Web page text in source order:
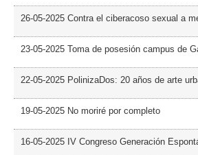
26-05-2025 Contra el ciberacoso sexual a
23-05-2025 Toma de posesión campus de
22-05-2025 PolinizaDos: 20 años de arte
19-05-2025 No moriré por completo
16-05-2025 IV Congreso Generación